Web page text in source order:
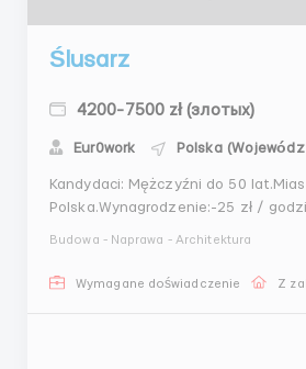
Ślusarz
4200-7500 zł (злотых)
Eur0work Polska
Kandydaci: Mężczyźni do 50
Polska.Wynagrodzenie:-25 zł /
brania nadgodzin.Obowiązki:-
Budowa - Naprawa - Architektura
Wymagane doświadczenie Z